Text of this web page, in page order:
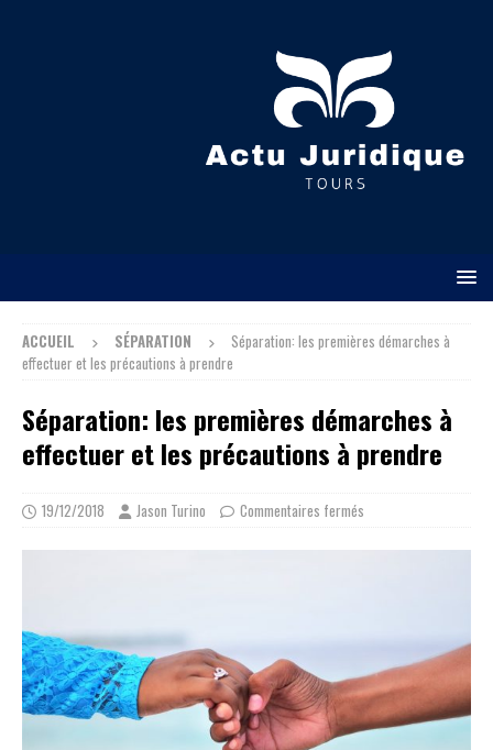
ACCUEIL SÉPARATION
Séparation: les premières démarches à
effectuer et les précautions à prendre
Séparation: les premières démarches à
effectuer et les précautions à prendre
19/12/2018 Jason Turino Commentaires fermés